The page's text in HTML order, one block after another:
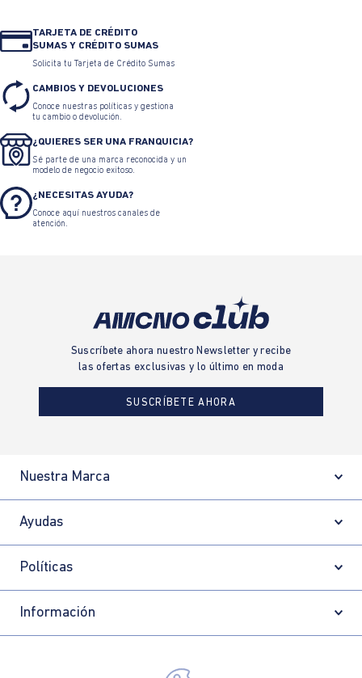
TARJETA DE CRÉDITO
SUMAS Y CRÉDITO SUMAS
Solicita tu Tarjeta de Crédito Sumas
CAMBIOS Y DEVOLUCIONES
Conoce nuestras políticas y gestiona
tu cambio o devolución.
¿QUIERES SER UNA FRANQUICIA?
Sé parte de una marca reconocida y un
modelo de negocio exitoso.
¿NECESITAS AYUDA?
Conoce aquí nuestros canales de
atención.
Suscríbete ahora nuestro Newsletter y recibe
las ofertas exclusivas y lo último en moda
SUSCRÍBETE AHORA
Nuestra Marca
Ayudas
Políticas
Información